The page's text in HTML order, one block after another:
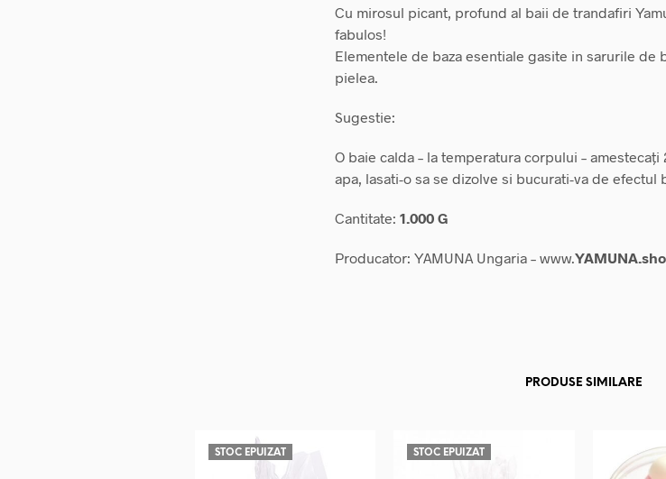
Cu mirosul picant, profund al baii de trandafiri
fabulos!
Elementele de baza esentiale gasite in sarurile de
pielea.
Sugestie:
O baie calda – la temperatura corpului –
apa, lasati-o sa se dizolve si bucurati-va de efectul
Cantitate: 1.000 G
Producator: YAMUNA Ungaria – www.
PRODUSE SIMILARE
STOC EPUIZAT STOC EPUIZAT